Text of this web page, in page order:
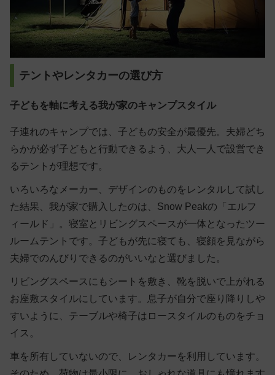
テントやレンタカーの選び方
子どもを軸に考える我が家のキャンプスタイル
子連れのキャンプでは、子どもの安全が最優先。夫婦どち
らかが必ず子どもと行動できるよう、大人一人で設営でき
るテントが理想です。
いろいろなメーカー、デザインのものをレンタルして試し
た結果、我が家で購入したのは、Snow Peakの「エルフ
ィールド」。寝室とリビングスペースが一体となったツー
ルームテントです。子どもが先に寝ても、寝顔を見ながら
夫婦でのんびりできるのがいいなと選びました。
リビングスペースにもシートを敷き、靴を脱いで上がれる
お座敷スタイルにしています。息子が自分で座り降りしや
すいように、テーブルや椅子はロースタイルのものをチョ
イス。
車を所有していないので、レンタカーを利用しています。